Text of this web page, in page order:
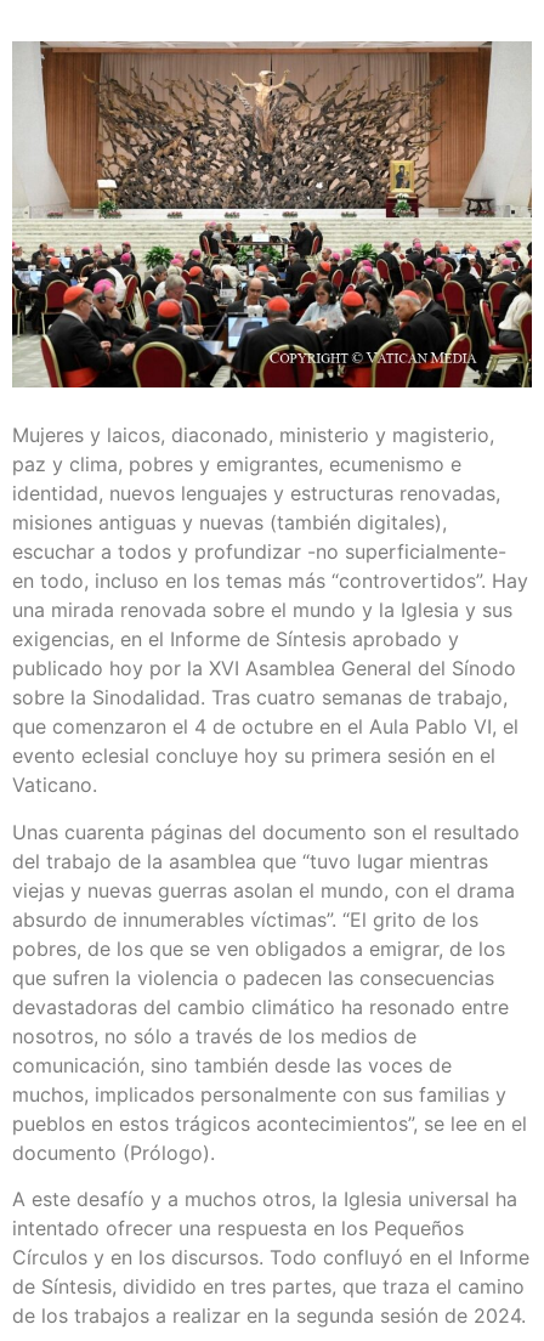
Mujeres y laicos, diaconado, ministerio y magisterio,
paz y clima, pobres y emigrantes, ecumenismo e
identidad, nuevos lenguajes y estructuras renovadas,
misiones antiguas y nuevas (también digitales),
escuchar a todos y profundizar -no superficialmente-
en todo, incluso en los temas más “controvertidos”. Hay
una mirada renovada sobre el mundo y la Iglesia y sus
exigencias, en el Informe de Síntesis aprobado y
publicado hoy por la XVI Asamblea General del Sínodo
sobre la Sinodalidad. Tras cuatro semanas de trabajo,
que comenzaron el 4 de octubre en el Aula Pablo VI, el
evento eclesial concluye hoy su primera sesión en el
Vaticano.
Unas cuarenta páginas del documento son el resultado
del trabajo de la asamblea que “tuvo lugar mientras
viejas y nuevas guerras asolan el mundo, con el drama
absurdo de innumerables víctimas”. “El grito de los
pobres, de los que se ven obligados a emigrar, de los
que sufren la violencia o padecen las consecuencias
devastadoras del cambio climático ha resonado entre
nosotros, no sólo a través de los medios de
comunicación, sino también desde las voces de
muchos, implicados personalmente con sus familias y
pueblos en estos trágicos acontecimientos”, se lee en el
documento (Prólogo).
A este desafío y a muchos otros, la Iglesia universal ha
intentado ofrecer una respuesta en los Pequeños
Círculos y en los discursos. Todo confluyó en el Informe
de Síntesis, dividido en tres partes, que traza el camino
de los trabajos a realizar en la segunda sesión de 2024.